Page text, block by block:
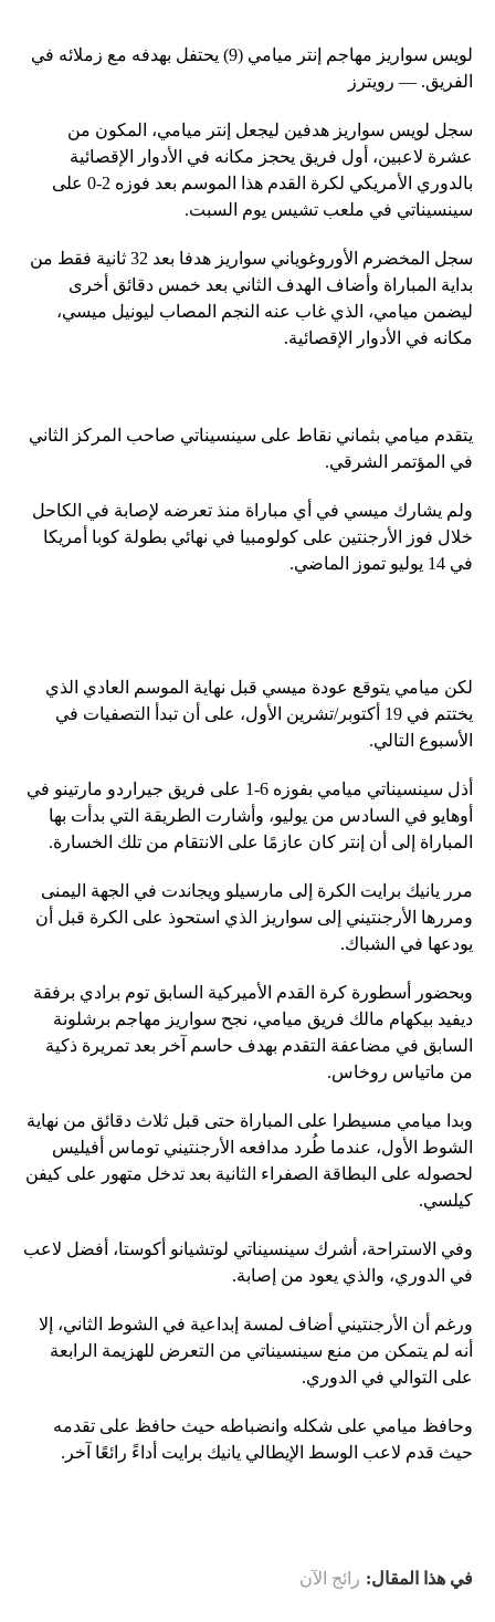
لويس سواريز مهاجم إنتر ميامي (9) يحتفل بهدفه مع زملائه في
الفريق. — رويترز
سجل لويس سواريز هدفين ليجعل إنتر ميامي، المكون من
عشرة لاعبين، أول فريق يحجز مكانه في الأدوار الإقصائية
بالدوري الأمريكي لكرة القدم هذا الموسم بعد فوزه 2-0 على
سينسيناتي في ملعب تشيس يوم السبت.
سجل المخضرم الأوروغوياني سواريز هدفا بعد 32 ثانية فقط من
بداية المباراة وأضاف الهدف الثاني بعد خمس دقائق أخرى
ليضمن ميامي، الذي غاب عنه النجم المصاب ليونيل ميسي،
مكانه في الأدوار الإقصائية.
يتقدم ميامي بثماني نقاط على سينسيناتي صاحب المركز الثاني
في المؤتمر الشرقي.
ولم يشارك ميسي في أي مباراة منذ تعرضه لإصابة في الكاحل
خلال فوز الأرجنتين على كولومبيا في نهائي بطولة كوبا أمريكا
في 14 يوليو تموز الماضي.
لكن ميامي يتوقع عودة ميسي قبل نهاية الموسم العادي الذي
يختتم في 19 أكتوبر/تشرين الأول، على أن تبدأ التصفيات في
الأسبوع التالي.
أذل سينسيناتي ميامي بفوزه 6-1 على فريق جيراردو مارتينو في
أوهايو في السادس من يوليو، وأشارت الطريقة التي بدأت بها
المباراة إلى أن إنتر كان عازمًا على الانتقام من تلك الخسارة.
مرر يانيك برايت الكرة إلى مارسيلو ويجاندت في الجهة اليمنى
ومررها الأرجنتيني إلى سواريز الذي استحوذ على الكرة قبل أن
يودعها في الشباك.
وبحضور أسطورة كرة القدم الأميركية السابق توم برادي برفقة
ديفيد بيكهام مالك فريق ميامي، نجح سواريز مهاجم برشلونة
السابق في مضاعفة التقدم بهدف حاسم آخر بعد تمريرة ذكية
من ماتياس روخاس.
وبدا ميامي مسيطرا على المباراة حتى قبل ثلاث دقائق من نهاية
الشوط الأول، عندما طُرد مدافعه الأرجنتيني توماس أفيليس
لحصوله على البطاقة الصفراء الثانية بعد تدخل متهور على كيفن
كيلسي.
وفي الاستراحة، أشرك سينسيناتي لوتشيانو أكوستا، أفضل لاعب
في الدوري، والذي يعود من إصابة.
ورغم أن الأرجنتيني أضاف لمسة إبداعية في الشوط الثاني، إلا
أنه لم يتمكن من منع سينسيناتي من التعرض للهزيمة الرابعة
على التوالي في الدوري.
وحافظ ميامي على شكله وانضباطه حيث حافظ على تقدمه
حيث قدم لاعب الوسط الإيطالي يانيك برايت أداءً رائعًا آخر.
في هذا المقال: رائج الآن